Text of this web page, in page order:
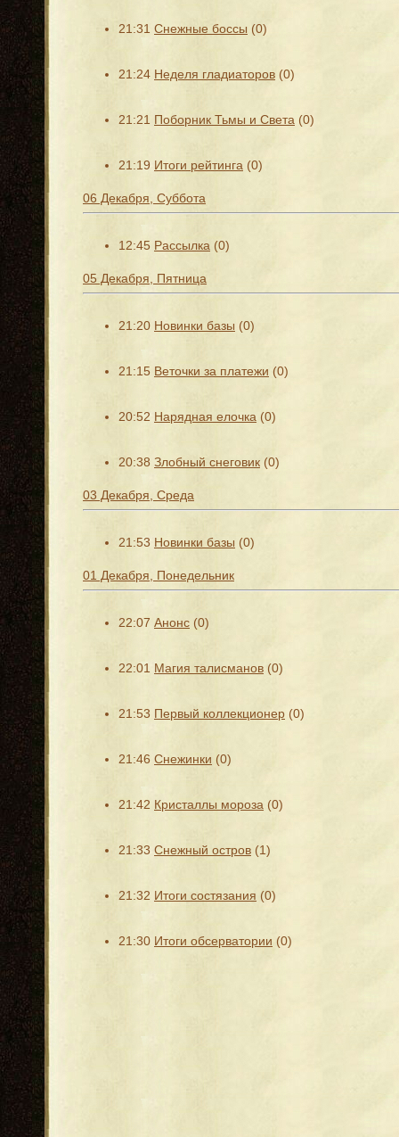
21:31 Снежные боссы (0)
21:24 Неделя гладиаторов (0)
21:21 Поборник Тьмы и Света (0)
21:19 Итоги рейтинга (0)
06 Декабря, Суббота
12:45 Рассылка (0)
05 Декабря, Пятница
21:20 Новинки базы (0)
21:15 Веточки за платежи (0)
20:52 Нарядная елочка (0)
20:38 Злобный снеговик (0)
03 Декабря, Среда
21:53 Новинки базы (0)
01 Декабря, Понедельник
22:07 Анонс (0)
22:01 Магия талисманов (0)
21:53 Первый коллекционер (0)
21:46 Снежинки (0)
21:42 Кристаллы мороза (0)
21:33 Снежный остров (1)
21:32 Итоги состязания (0)
21:30 Итоги обсерватории (0)